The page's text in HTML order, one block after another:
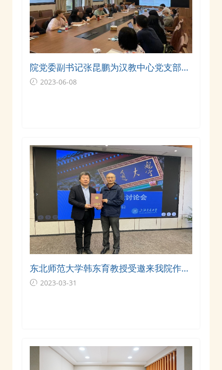
院党委副书记张昆鹏为汉教中心党支部讲
党课2023-06-08
东北师范大学韩东育教授受邀来我院作历
史学科建设交流
2023-03-31